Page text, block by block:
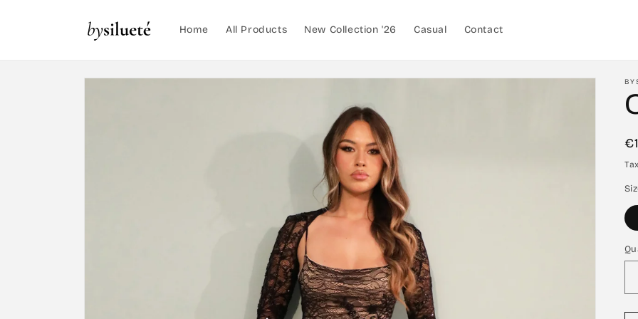
Home All Products New Collection '26 Casual Contact
Skip to